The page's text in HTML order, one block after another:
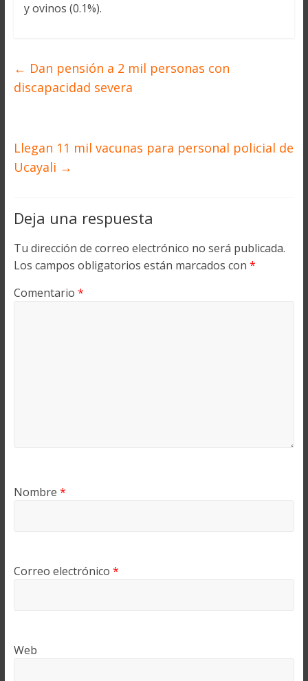
y ovinos (0.1%).
← Dan pensión a 2 mil personas con
discapacidad severa
Llegan 11 mil vacunas para personal policial de
Ucayali →
Deja una respuesta
Tu dirección de correo electrónico no será publicada.
Los campos obligatorios están marcados con *
Comentario *
Nombre *
Correo electrónico *
Web